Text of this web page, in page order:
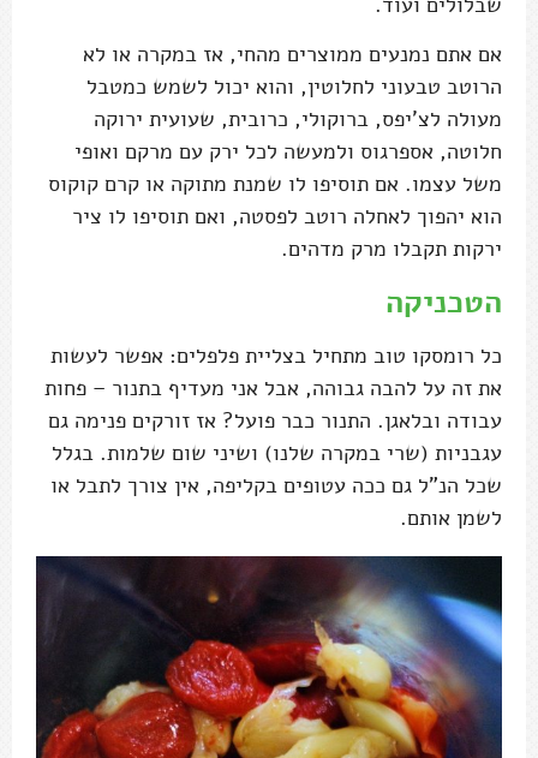
אם אתם נמנעים ממוצרים מהחי, אז במקרה או לא
הרוטב טבעוני לחלוטין, והוא יכול לשמש כמטבל
מעולה לצ'יפס, ברוקולי, כרובית, שעועית ירוקה
חלוטה, אספרגוס ולמעשה לכל ירק עם מרקם ואופי
משל עצמו. אם תוסיפו לו שמנת מתוקה או קרם קוקוס
הוא יהפוך לאחלה רוטב לפסטה, ואם תוסיפו לו ציר
ירקות תקבלו מרק מדהים.
הטכניקה
כל רומסקו טוב מתחיל בצליית פלפלים: אפשר לעשות
את זה על להבה גבוהה, אבל אני מעדיף בתנור – פחות
עבודה ובלאגן. התנור כבר פועל? אז זורקים פנימה גם
עגבניות (שרי במקרה שלנו) ושיני שום שלמות. בגלל
שכל הנ"ל גם ככה עטופים בקליפה, אין צורך לתבל או
לשמן אותם.